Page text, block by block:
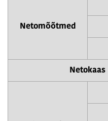
Netomõõtmed
Netokaas